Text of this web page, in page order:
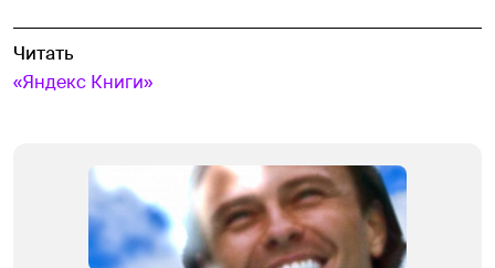
Читать
«Яндекс Книги»